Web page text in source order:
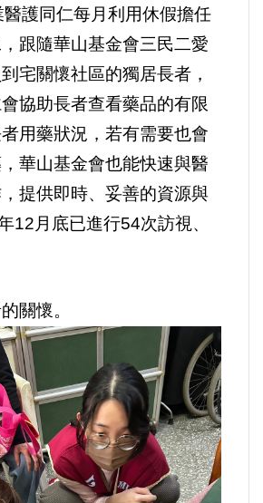
護同仁每月利用休假擔任
跟隨華山基金會三民二愛
宅關懷社區的獨居長者，
協助長者查看藥品的有限
用藥狀況，若有需要也會
華山基金會也能快速與醫
提供即時、妥善的資源與
12月底已進行54次訪視、
關懷。